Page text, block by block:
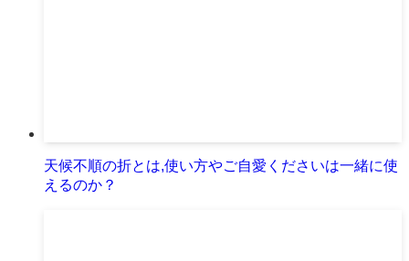
天候不順の折とは,使い方やご自愛くださいは一緒に使
えるのか？